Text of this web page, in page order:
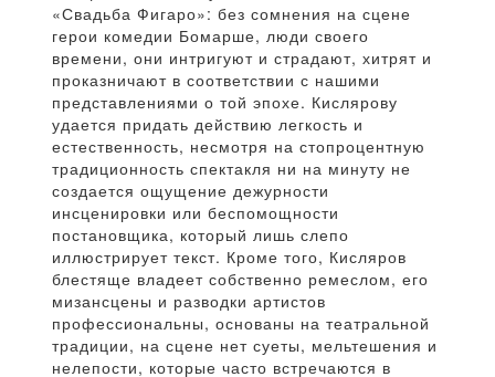
«Свадьба Фигаро»: без сомнения на сцене
герои комедии Бомарше, люди своего
времени, они интригуют и страдают, хитрят и
проказничают в соответствии с нашими
представлениями о той эпохе. Кислярову
удается придать действию легкость и
естественность, несмотря на стопроцентную
традиционность спектакля ни на минуту не
создается ощущение дежурности
инсценировки или беспомощности
постановщика, который лишь слепо
иллюстрирует текст. Кроме того, Кисляров
блестяще владеет собственно ремеслом, его
мизансцены и разводки артистов
профессиональны, основаны на театральной
традиции, на сцене нет суеты, мельтешения и
нелепости, которые часто встречаются в